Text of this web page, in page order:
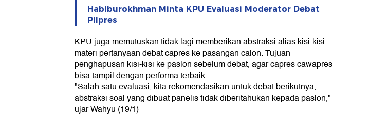
Habiburokhman Minta KPU Evaluasi Moderator Debat
Pilpres
KPU juga memutuskan tidak lagi memberikan abstraksi alias kisi-kisi
materi pertanyaan debat capres ke pasangan calon. Tujuan
penghapusan kisi-kisi ke paslon sebelum debat, agar capres cawapres
bisa tampil dengan performa terbaik.
"Salah satu evaluasi, kita rekomendasikan untuk debat berikutnya,
abstraksi soal yang dibuat panelis tidak diberitahukan kepada paslon,"
ujar Wahyu (19/1)